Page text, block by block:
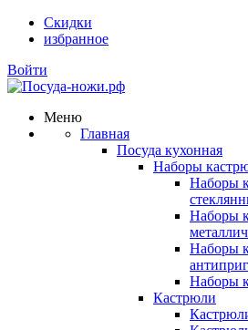
Скидки
избранное
Войти
Меню
Главная
Посуда кухонная
Наборы
Наборы
Наборы
Наборы
Наборы
Кастрюли